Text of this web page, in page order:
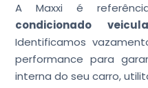
A Maxxi é
condicionado
Identificamos
performance para
interna do seu carro,